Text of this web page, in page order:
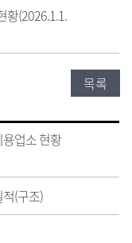
황(2026.1.1.
목록
업소 현황
(구조)